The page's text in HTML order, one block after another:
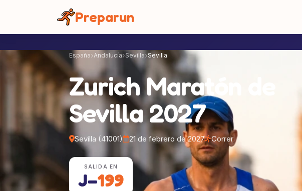
Preparun
España Andalucía Sevilla Sevilla
Zurich Maratón de
Sevilla 2027
Sevilla (41001) 21 de febrero de 2027 Correr
SALIDA EN
J−199